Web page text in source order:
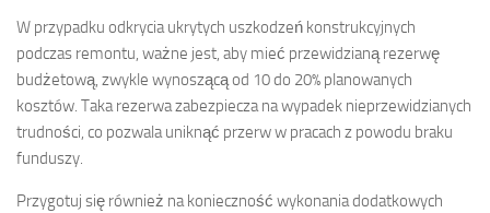
W przypadku odkrycia ukrytych uszkodzeń konstrukcyjnych
podczas remontu, ważne jest, aby mieć przewidzianą rezerwę
budżetową, zwykle wynoszącą od 10 do 20% planowanych
kosztów. Taka rezerwa zabezpiecza na wypadek nieprzewidzianych
trudności, co pozwala uniknąć przerw w pracach z powodu braku
funduszy.
Przygotuj się również na konieczność wykonania dodatkowych